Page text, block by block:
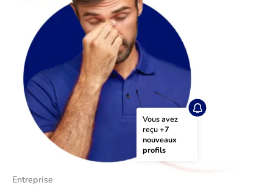
Vous avez
reçu +7
nouveaux
profils
Entreprise